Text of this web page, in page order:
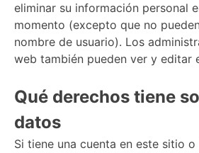
eliminar su información personal
momento (excepto que no
nombre de usuario). Los
web también pueden ver y editar
Qué derechos tiene
datos
Si tiene una cuenta en este sitio o